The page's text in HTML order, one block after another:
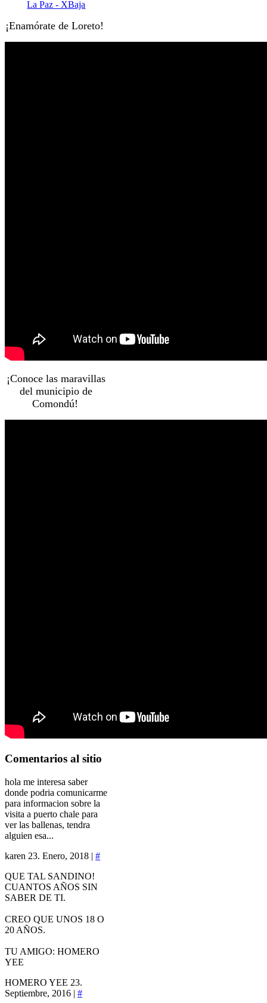
¡Enamórate de Loreto!
¡Conoce las maravillas
del municipio de
Comondú!
Comentarios al sitio
hola me interesa saber
donde podria comunicarme
para informacion sobre la
visita a puerto chale para
ver las ballenas, tendra
alguien esa...
karen 23. Enero, 2018 | #
QUE TAL SANDINO!
CUANTOS AÑOS SIN
SABER DE TI.
CREO QUE UNOS 18 O
20 AÑOS.
TU AMIGO: HOMERO
YEE
HOMERO YEE 23.
Septiembre, 2016 | #